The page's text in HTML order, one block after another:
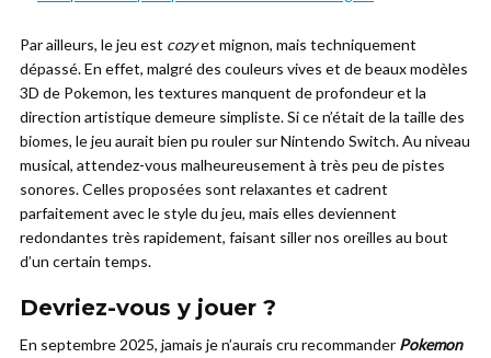
Par ailleurs, le jeu est cozyet mignon, mais techniquement
dépassé. En effet, malgré des couleurs vives et de beaux modèles
3D de Pokemon, les textures manquent de profondeur et la
direction artistique demeure simpliste. Si ce n’était de la taille des
biomes, le jeu aurait bien pu rouler sur Nintendo Switch. Au niveau
musical, attendez-vous malheureusement à très peu de pistes
sonores. Celles proposées sont relaxantes et cadrent
parfaitement avec le style du jeu, mais elles deviennent
redondantes très rapidement, faisant siller nos oreilles au bout
d’un certain temps.
Devriez-vous y jouer ?
En septembre 2025, jamais je n’aurais cru recommander Pokemon